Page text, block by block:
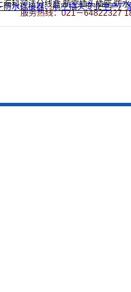
海科迎法分线盒,航空插头插座,防
服务热线：021－64822327